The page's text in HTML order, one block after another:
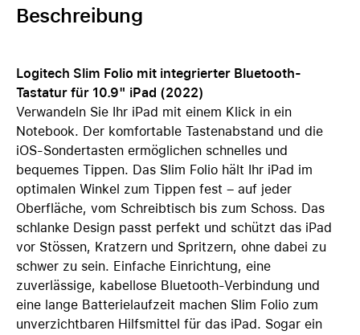
Beschreibung
Logitech Slim Folio mit integrierter Bluetooth-
Tastatur für 10.9" iPad (2022)
Verwandeln Sie Ihr iPad mit einem Klick in ein
Notebook. Der komfortable Tastenabstand und die
iOS-Sondertasten ermöglichen schnelles und
bequemes Tippen. Das Slim Folio hält Ihr iPad im
optimalen Winkel zum Tippen fest – auf jeder
Oberfläche, vom Schreibtisch bis zum Schoss. Das
schlanke Design passt perfekt und schützt das iPad
vor Stössen, Kratzern und Spritzern, ohne dabei zu
schwer zu sein. Einfache Einrichtung, eine
zuverlässige, kabellose Bluetooth-Verbindung und
eine lange Batterielaufzeit machen Slim Folio zum
unverzichtbaren Hilfsmittel für das iPad. Sogar ein